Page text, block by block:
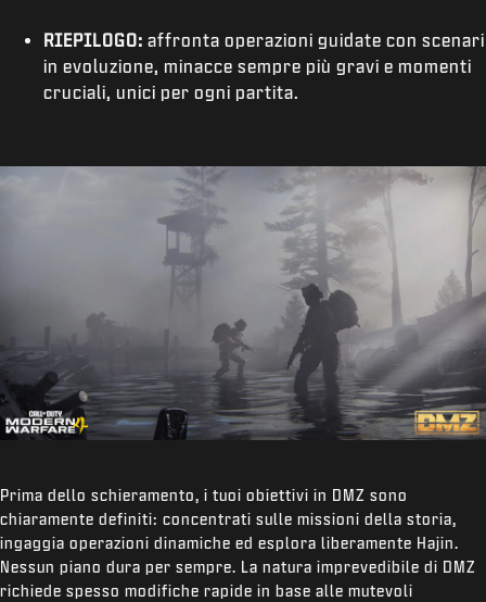
RIEPILOGO: affronta operazioni guidate con scenari
in evoluzione, minacce sempre più gravi e momenti
cruciali, unici per ogni partita.
Prima dello schieramento, i tuoi obiettivi in DMZ sono
chiaramente definiti: concentrati sulle missioni della storia,
ingaggia operazioni dinamiche ed esplora liberamente Hajin.
Nessun piano dura per sempre. La natura imprevedibile di DMZ
richiede spesso modifiche rapide in base alle mutevoli